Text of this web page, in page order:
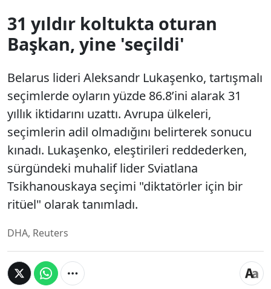
31 yıldır koltukta oturan
Başkan, yine 'seçildi'
Belarus lideri Aleksandr Lukaşenko, tartışmalı
seçimlerde oyların yüzde 86.8’ini alarak 31
yıllık iktidarını uzattı. Avrupa ülkeleri,
seçimlerin adil olmadığını belirterek sonucu
kınadı. Lukaşenko, eleştirileri reddederken,
sürgündeki muhalif lider Sviatlana
Tsikhanouskaya seçimi "diktatörler için bir
ritüel" olarak tanımladı.
DHA, Reuters